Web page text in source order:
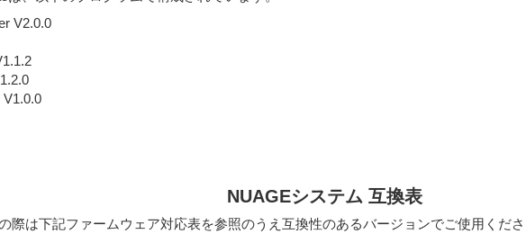
V2.0.0
V1.0.0
NUAGEシステム 互換表
際は下記ファームウェア対応表を参照のうえ互換性のあるバージョンでご使用くだ